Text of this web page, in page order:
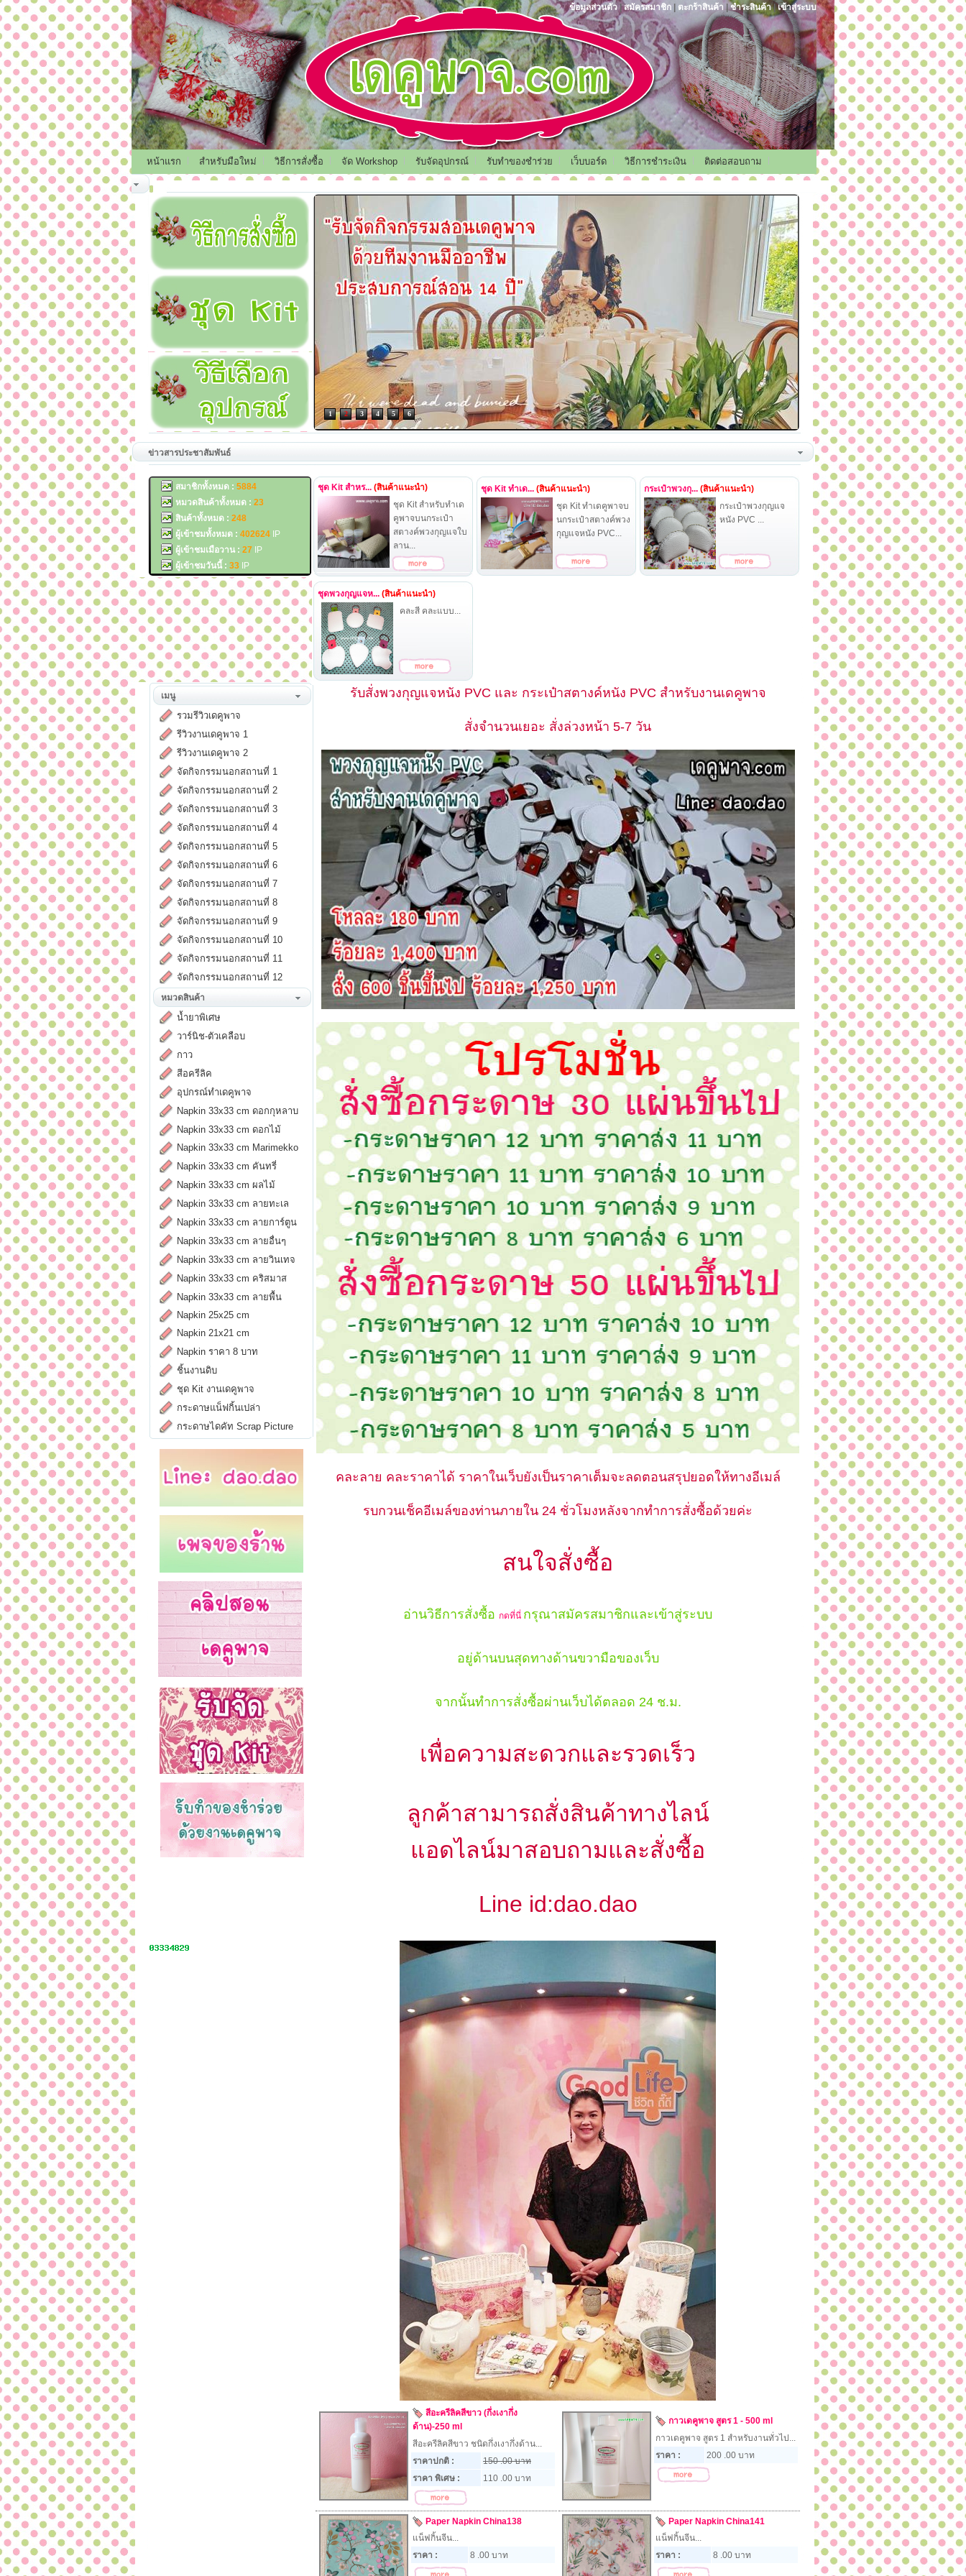
ข้อมูลส่วนตัว|สมัครสมาชิก ตะกร้าสินค้า |ชำระสินค้า|เข้าสู่ระบบ
หน้าแรก สำหรับมือใหม่ วิธีการสั่งซื้อ จัด Workshop รับจัดอุปกรณ์ รับทำของชำร่วย เว็บบอร์ด วิธีการชำระเงิน ติดต่อสอบถาม
ข่าวสารประชาสัมพันธ์
สมาชิกทั้งหมด : 5884
หมวดสินค้าทั้งหมด : 23
สินค้าทั้งหมด : 248
ผู้เข้าชมทั้งหมด : 402624 IP
ผู้เข้าชมเมือวาน : 27
IP
ผู้เข้าชมวันนี้ : 33 IP
ชุด Kit สำหร... (สินค้าแนะนำ)
ชุด Kit สำหรับทำเด
คูพาจบนกระเป๋า
สตางค์พวงกุญแจใบ
ลาน...
ชุด Kit ทำเด... (สินค้าแนะนำ)
ชุด Kit ทำเดคูพาจบ
นกระเป๋าสตางค์พวง
กุญแจหนัง PVC...
กระเป๋าพวงกุ... (สินค้าแนะนำ)
กระเป๋าพวงกุญแจ
หนัง PVC ...
ชุดพวงกุญแจห... (สินค้าแนะนำ)
คละสี คละแบบ...
เมนู
รวมรีวิวเดคูพาจ
รีวิวงานเดคูพาจ 1
รีวิวงานเดคูพาจ 2
จัดกิจกรรมนอกสถานที่ 1
จัดกิจกรรมนอกสถานที่ 2
จัดกิจกรรมนอกสถานที่ 3
จัดกิจกรรมนอกสถานที่ 4
จัดกิจกรรมนอกสถานที่ 5
จัดกิจกรรมนอกสถานที่ 6
จัดกิจกรรมนอกสถานที่ 7
จัดกิจกรรมนอกสถานที่ 8
จัดกิจกรรมนอกสถานที่ 9
จัดกิจกรรมนอกสถานที่ 10
จัดกิจกรรมนอกสถานที่ 11
จัดกิจกรรมนอกสถานที่ 12
หมวดสินค้า
น้ำยาพิเศษ
วาร์นิช-ตัวเคลือบ
กาว
สีอครีลิค
อุปกรณ์ทำเดคูพาจ
Napkin 33x33 cm ดอกกุหลาบ
Napkin 33x33 cm ดอกไม้
Napkin 33x33 cm Marimekko
Napkin 33x33 cm คันทรี่
Napkin 33x33 cm ผลไม้
Napkin 33x33 cm ลายทะเล
Napkin 33x33 cm ลายการ์ตูน
Napkin 33x33 cm ลายอื่นๆ
Napkin 33x33 cm ลายวินเทจ
Napkin 33x33 cm คริสมาส
Napkin 33x33 cm ลายพื้น
Napkin 25x25 cm
Napkin 21x21 cm
Napkin ราคา 8 บาท
ชิ้นงานดิบ
ชุด Kit งานเดคูพาจ
กระดาษแน็ฟกิ้นเปล่า
กระดาษไดคัท Scrap Picture
รับสั่งพวงกุญแจหนัง PVC และ กระเป๋าสตางค์หนัง PVC สำหรับงานเดคูพาจ
สั่งจำนวนเยอะ สั่งล่วงหน้า 5-7 วัน
คละลาย คละราคาได้ ราคาในเว็บยังเป็นราคาเต็มจะลดตอนสรุปยอดให้ทางอีเมล์
รบกวนเช็คอีเมล์ของท่านภายใน 24 ชั่วโมงหลังจากทำการสั่งซื้อด้วยค่ะ
สนใจสั่งซื้อ
อ่านวิธีการสั่งซื้อ กดที่นี่ กรุณาสมัครสมาชิกและเข้าสู่ระบบ
อยู่ด้านบนสุดทางด้านขวามือของเว็บ
จากนั้นทำการสั่งซื้อผ่านเว็บได้ตลอด 24 ช.ม.
เพื่อความสะดวกและรวดเร็ว
ลูกค้าสามารถสั่งสินค้าทางไลน์
แอดไลน์มาสอบถามและสั่งซื้อ
Line id:dao.dao
สีอะครีลิคสีขาว (กึ่งเงากึ่ง
ด้าน)-250 ml
สีอะครีลิคสีขาว ชนิดกึ่งเงากึ่งด้าน...
ราคาปกติ :
150 .00 บาท
ราคา พิเศษ :
110 .00 บาท
กาวเดคูพาจ สูตร 1 - 500 ml
กาวเดคูพาจ สูตร 1 สำหรับงานทั่วไป...
ราคา :
200 .00 บาท
Paper Napkin China138
แน็ฟกิ้นจีน...
ราคา :
8 .00 บาท
Paper Napkin China141
แน็ฟกิ้นจีน...
ราคา :
8 .00 บาท